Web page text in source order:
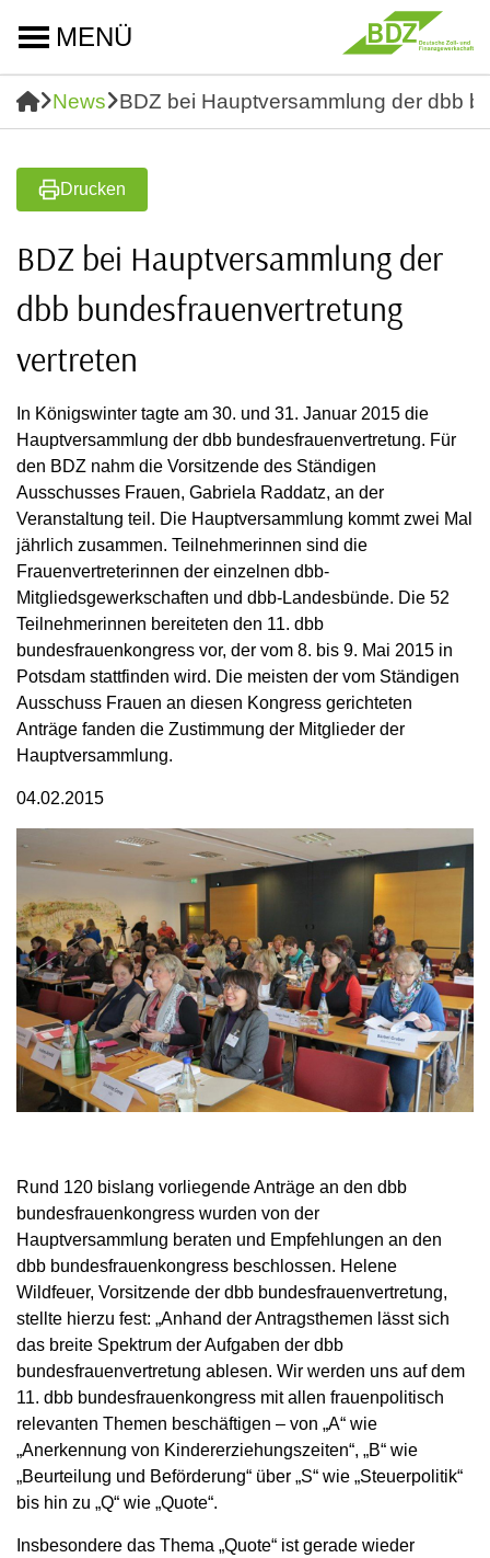
MENÜ
News BDZ bei Hauptversammlung der dbb
Drucken
BDZ bei Hauptversammlung der
dbb bundesfrauenvertretung
vertreten
In Königswinter tagte am 30. und 31. Januar 2015 die
Hauptversammlung der dbb bundesfrauenvertretung. Für
den BDZ nahm die Vorsitzende des Ständigen
Ausschusses Frauen, Gabriela Raddatz, an der
Veranstaltung teil. Die Hauptversammlung kommt zwei Mal
jährlich zusammen. Teilnehmerinnen sind die
Frauenvertreterinnen der einzelnen dbb-
Mitgliedsgewerkschaften und dbb-Landesbünde. Die 52
Teilnehmerinnen bereiteten den 11. dbb
bundesfrauenkongress vor, der vom 8. bis 9. Mai 2015 in
Potsdam stattfinden wird. Die meisten der vom Ständigen
Ausschuss Frauen an diesen Kongress gerichteten
Anträge fanden die Zustimmung der Mitglieder der
Hauptversammlung.
04.02.2015
Rund 120 bislang vorliegende Anträge an den dbb
bundesfrauenkongress wurden von der
Hauptversammlung beraten und Empfehlungen an den
dbb bundesfrauenkongress beschlossen. Helene
Wildfeuer, Vorsitzende der dbb bundesfrauenvertretung,
stellte hierzu fest: „Anhand der Antragsthemen lässt sich
das breite Spektrum der Aufgaben der dbb
bundesfrauenvertretung ablesen. Wir werden uns auf dem
11. dbb bundesfrauenkongress mit allen frauenpolitisch
relevanten Themen beschäftigen – von „A“ wie
„Anerkennung von Kindererziehungszeiten“, „B“ wie
„Beurteilung und Beförderung“ über „S“ wie „Steuerpolitik“
bis hin zu „Q“ wie „Quote“.
Insbesondere das Thema „Quote“ ist gerade wieder